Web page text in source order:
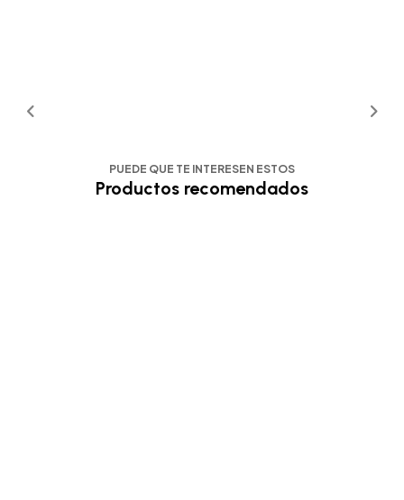
PUEDE QUE TE INTERESEN ESTOS
Productos recomendados